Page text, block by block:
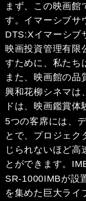
まず、この映画
す。イマーシブサ
DTS:Xイマーシブ
映画投資管理有限
すために、私たち
また、映画館の品
興和花柳シネマは
ドは、映画鑑賞
5つの客席には、
とで、プロジェ
じられないほど
とができます。
SR-1000IMBが設
を集めた巨大ライ